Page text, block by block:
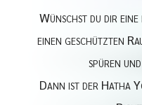
Wünschst du dir
einen geschützten
spüren
Dann ist der Hatha